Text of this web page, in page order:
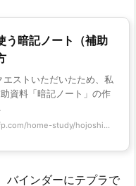
う暗記ノート（補助
エストいただいたため、私
資料「暗記ノート」の作
home-study/hojoshi...
バインダーにテプラで